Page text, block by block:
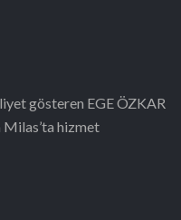
gösteren EGE ÖZKAR
hizmet